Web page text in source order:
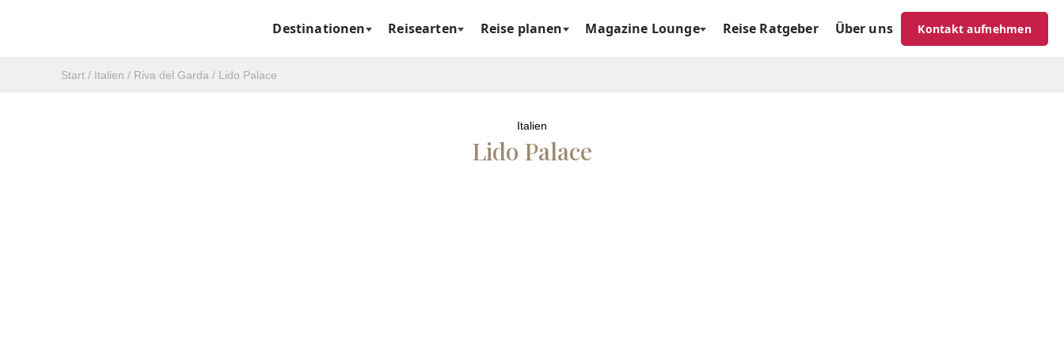
Destinationen Reisearten Reise planen Magazine Lounge Reise Ratgeber Über uns Kontakt aufnehmen
Start / Italien / Riva del Garda / Lido Palace
Italien
Lido Palace